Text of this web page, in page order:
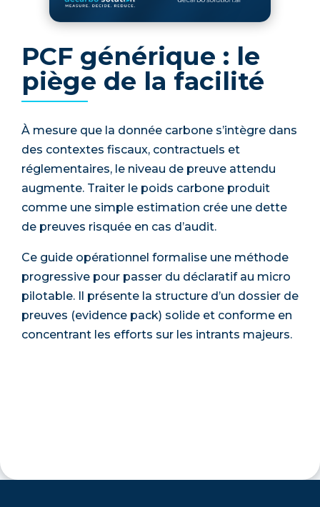
PCF générique : le
piège de la facilité
À mesure que la donnée carbone s’intègre dans
des contextes fiscaux, contractuels et
réglementaires, le niveau de preuve attendu
augmente. Traiter le poids carbone produit
comme une simple estimation crée une dette
de preuves risquée en cas d’audit.
Ce guide opérationnel formalise une méthode
progressive pour passer du déclaratif au micro
pilotable. Il présente la structure d’un dossier de
preuves (evidence pack) solide et conforme en
concentrant les efforts sur les intrants majeurs.